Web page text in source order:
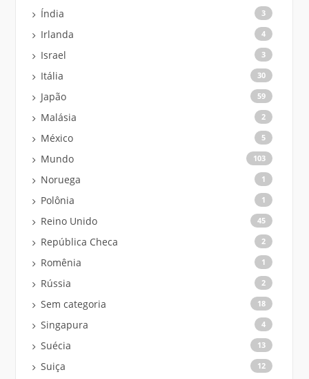
Índia 3
Irlanda 4
Israel 3
Itália 30
Japão 59
Malásia 2
México 5
Mundo 103
Noruega 1
Polônia 1
Reino Unido 45
República Checa 2
Romênia 1
Rússia 2
Sem categoria 18
Singapura 4
Suécia 13
Suiça 12